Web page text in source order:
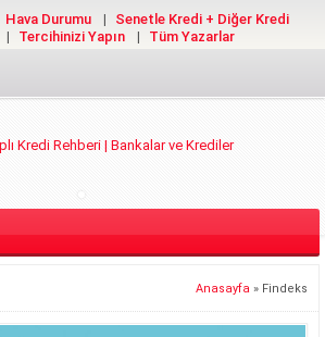
Hava Durumu
Senetle Kredi + Diğer Kredi
Tercihinizi Yapın Tüm Yazarlar
Anasayfa » Findeks